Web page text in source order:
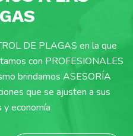
DE PLAGAS en la que
con PROFESIONALES
brindamos ASESORÍA
que se ajusten a sus
y economía